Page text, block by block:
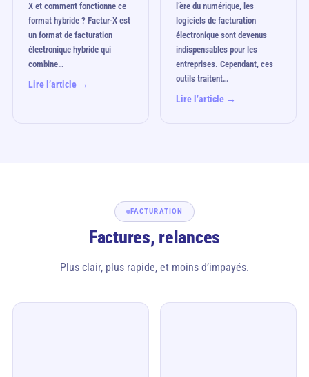
X et comment fonctionne ce
format hybride ? Factur-X est
un format de facturation
électronique hybride qui
combine…
Lire l’article →
l’ère du numérique, les
logiciels de facturation
électronique sont devenus
indispensables pour les
entreprises. Cependant, ces
outils traitent…
Lire l’article →
FACTURATION
Factures, relances
Plus clair, plus rapide, et moins d’impayés.